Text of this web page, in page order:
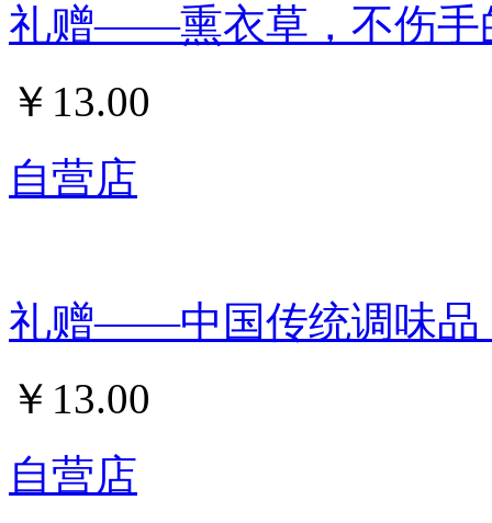
礼赠——熏衣草，不伤手
￥ 13.00
自营店
礼赠——中国传统调味品
￥ 13.00
自营店